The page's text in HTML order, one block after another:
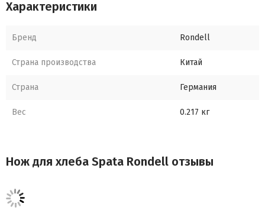
Упаковка Блистер
Характеристики
Бренд Rondell
Страна производства Китай
Страна Германия
Вес 0.217 кг
Нож для хлеба Spata Rondell отзывы